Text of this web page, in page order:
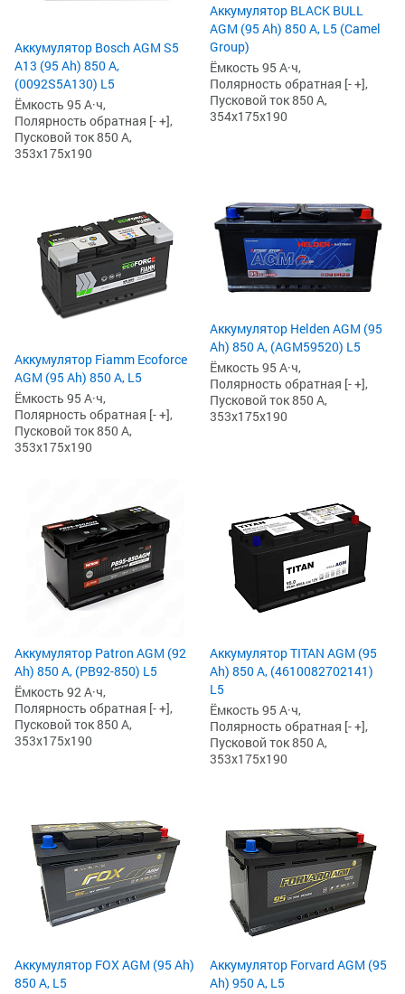
Аккумулятор Bosch AGM S5
А13 (95 Ah) 850 А,
(0092S5A130) L5
Ёмкость 95 А·ч,
Полярность обратная [- +],
Пусковой ток 850 А,
353x175x190
Аккумулятор BLACK BULL
AGM (95 Ah) 850 А, L5 (Camel
Group)
Ёмкость 95 А·ч,
Полярность обратная [- +],
Пусковой ток 850 А,
354x175x190
Аккумулятор Fiamm Ecoforce
AGM (95 Ah) 850 A, L5
Ёмкость 95 А·ч,
Полярность обратная [- +],
Пусковой ток 850 А,
353x175x190
Аккумулятор Helden AGM (95
Ah) 850 А, (AGM59520) L5
Ёмкость 95 А·ч,
Полярность обратная [- +],
Пусковой ток 850 А,
353x175x190
Аккумулятор Patron AGM (92
Ah) 850 А, (PB92-850) L5
Ёмкость 92 А·ч,
Полярность обратная [- +],
Пусковой ток 850 А,
353x175x190
Аккумулятор TITAN AGM (95
Ah) 850 А, (4610082702141)
L5
Ёмкость 95 А·ч,
Полярность обратная [- +],
Пусковой ток 850 А,
353x175x190
Аккумулятор FOX AGM (95 Ah)
850 А, L5
Аккумулятор Forvard AGM (95
Ah) 950 А, L5